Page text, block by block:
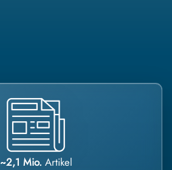
~2,1 Mio. Artikel